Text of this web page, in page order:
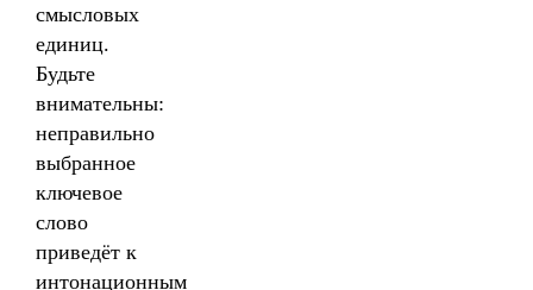
смысловых
единиц.
Будьте
внимательны:
неправильно
выбранное
ключевое
слово
приведёт к
интонационным